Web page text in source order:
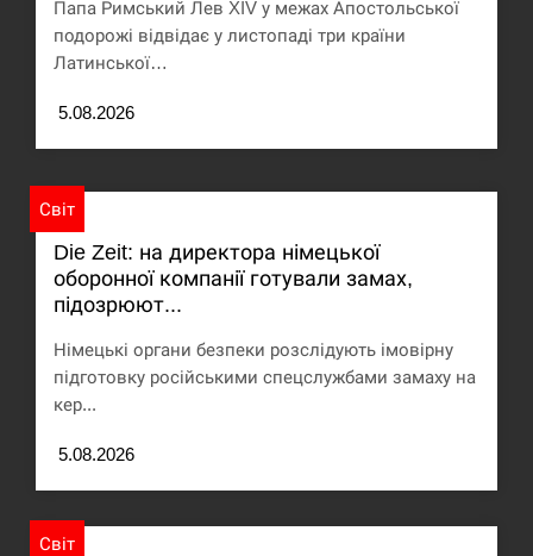
В Москве пожаловались на “кратный рост” атак
дронов Украины
Біля українського літака в аеропорту Лейпцига
13:23
“Они должны быть уничтожены”: в МИДе
ответили, как отреагируют на…
СЕРПЕНЬ
Тайвань проводить найбільші військові
СЕРПЕНЬ
Папа Римський Лев XIV у межах Апостольської
подорожі відвідає у листопаді три країни
Латинської…
5.08.2026
Світ
Die Zeit: на директора німецької
оборонної компанії готували замах,
підозрюют...
Німецькі органи безпеки розслідують імовірну
підготовку російськими спецслужбами замаху на
кер...
5.08.2026
Світ